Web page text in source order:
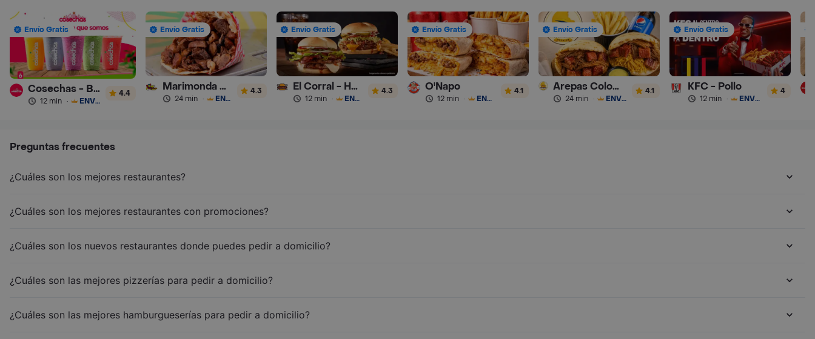
Envío Gratis
Cosechas - Batidos
12 min · ENVÍO GRATIS
4.4
Envío Gratis
Marimonda del Mono
24 min · ENVÍO GRATIS
4.3
Envío Gratis
El Corral - Hamburguesa
12 min · ENVÍO GRATIS
4.3
Envío Gratis
O'Napo
12 min · ENVÍO GRATIS
4.1
Envío Gratis
Arepas Colombianas Premium
24 min · ENVÍO GRATIS
4.1
Envío Gratis
KFC - Pollo
12 min · ENVÍO GRATIS
4
Preguntas frecuentes
¿Cuáles son los mejores restaurantes?
¿Cuáles son los mejores restaurantes con promociones?
¿Cuáles son los nuevos restaurantes donde puedes pedir a domicilio?
¿Cuáles son las mejores pizzerías para pedir a domicilio?
¿Cuáles son las mejores hamburgueserías para pedir a domicilio?